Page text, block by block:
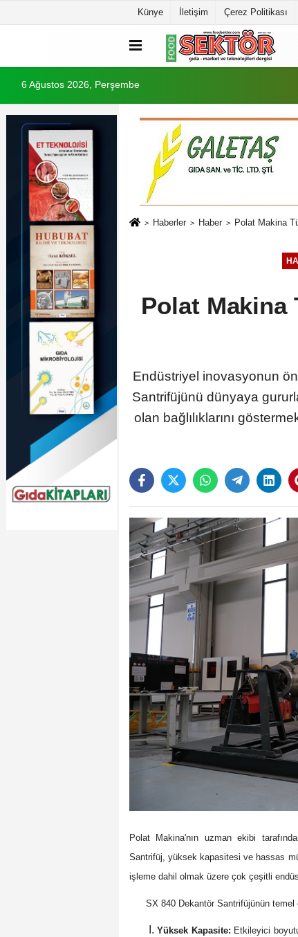
Künye İletişim Çerez Politikası
6 Ağustos 2026, Perşembe
Haberler Haber Polat Makina
Polat
Endüstriyel inovasyonun
Santrifüjünü dünyaya
olan bağlılıklarını
Polat Makina'nın uzman ekibi
Santrifüj, yüksek kapasitesi ve hassas
işleme dahil olmak üzere çok çeşitli
SX 840 Dekantör Santrifüjünün temel
Yüksek Kapasite: Etkileyici